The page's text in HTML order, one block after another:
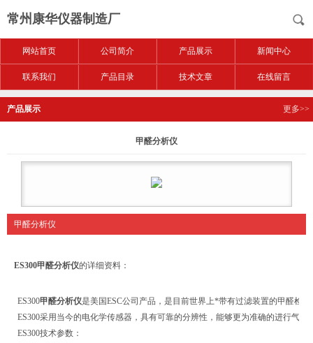
常州康华仪器制造厂
网站首页 公司简介 产品展示 新闻中心
联系我们 产品目录 技术文章 在线留言
产品展示 更多>>
甲醛分析仪
甲醛分析仪
ES300甲醛分析仪的详细资料：
ES300甲醛分析仪是美国ESC公司产品，是目前世界上*带有过滤装置的甲醛检
ES300采用当今的电化学传感器，具有可靠的分辨性，能够更为准确的进行气
ES300技术参数：